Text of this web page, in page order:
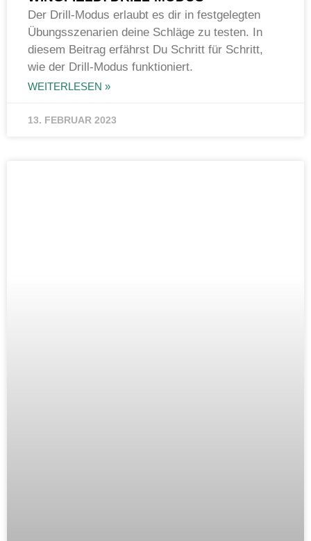
Der Drill-Modus erlaubt es dir in festgelegten
Übungsszenarien deine Schläge zu testen. In
diesem Beitrag erfährst Du Schritt für Schritt,
wie der Drill-Modus funktioniert.
WEITERLESEN »
13. FEBRUAR 2023